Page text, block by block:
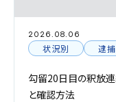
2026.08.06
状況別
逮捕
勾留20日目の釈放
と確認方法